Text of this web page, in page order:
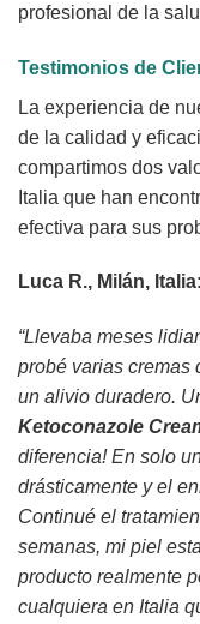
profesional de la
Testimonios de
La experiencia de
de la calidad y
compartimos dos
Italia que han
efectiva para sus
Luca R., Milán, Italia:
“Llevaba meses
probé varias cremas
un alivio duradero.
Ketoconazole
diferencia! En solo
drásticamente y el
Continué el
semanas, mi piel
producto realmente
cualquiera en Italia